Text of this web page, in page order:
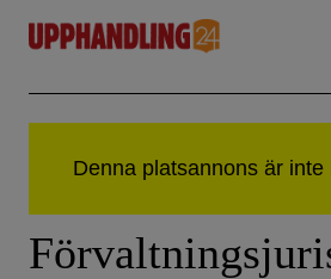
content